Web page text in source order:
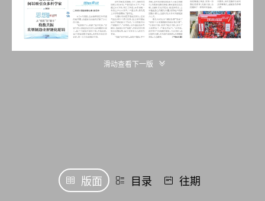
滑动查看下一版
版面 目录 往期